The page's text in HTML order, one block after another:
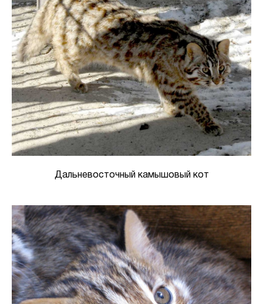
Дальневосточный камышовый кот